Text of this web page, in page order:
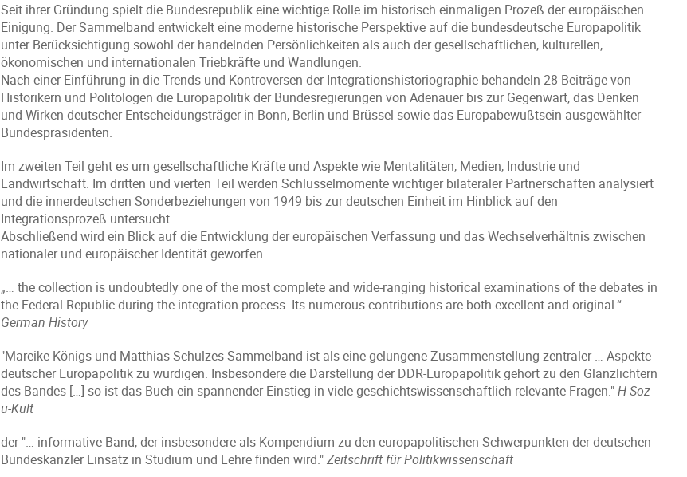
Seit ihrer Gründung spielt die Bundesrepublik eine wichtige Rolle im historisch einmaligen Prozeß der europäischen
Einigung. Der Sammelband entwickelt eine moderne historische Perspektive auf die bundesdeutsche Europapolitik
unter Berücksichtigung sowohl der handelnden Persönlichkeiten als auch der gesellschaftlichen, kulturellen,
ökonomischen und internationalen Triebkräfte und Wandlungen.
Nach einer Einführung in die Trends und Kontroversen der Integrationshistoriographie behandeln 28 Beiträge von
Historikern und Politologen die Europapolitik der Bundesregierungen von Adenauer bis zur Gegenwart, das Denken
und Wirken deutscher Entscheidungsträger in Bonn, Berlin und Brüssel sowie das Europabewußtsein ausgewählter
Bundespräsidenten.
Im zweiten Teil geht es um gesellschaftliche Kräfte und Aspekte wie Mentalitäten, Medien, Industrie und
Landwirtschaft. Im dritten und vierten Teil werden Schlüsselmomente wichtiger bilateraler Partnerschaften analysiert
und die innerdeutschen Sonderbeziehungen von 1949 bis zur deutschen Einheit im Hinblick auf den
Integrationsprozeß untersucht.
Abschließend wird ein Blick auf die Entwicklung der europäischen Verfassung und das Wechselverhältnis zwischen
nationaler und europäischer Identität geworfen.
„… the collection is undoubtedly one of the most complete and wide-ranging historical examinations of the debates in
the Federal Republic during the integration process. Its numerous contributions are both excellent and original.“
German History
"Mareike Königs und Matthias Schulzes Sammelband ist als eine gelungene Zusammenstellung zentraler … Aspekte
deutscher Europapolitik zu würdigen. Insbesondere die Darstellung der DDR-Europapolitik gehört zu den Glanzlichtern
des Bandes […] so ist das Buch ein spannender Einstieg in viele geschichtswissenschaftlich relevante Fragen."H-Soz-
u-Kult
der "… informative Band, der insbesondere als Kompendium zu den europapolitischen Schwerpunkten der deutschen
Bundeskanzler Einsatz in Studium und Lehre finden wird."Zeitschrift für Politikwissenschaft